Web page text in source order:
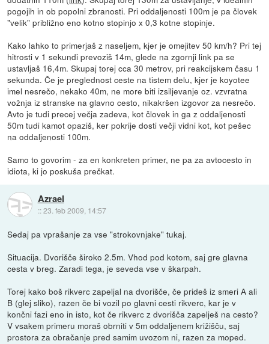
pogojih in ob popolni zbranosti. Pri oddaljenosti 100m je pa človek
"velik" približno eno kotno stopinjo x 0,3 kotne stopinje.
Kako lahko to primerjaš z naseljem, kjer je omejitev 50 km/h? Pri tej
hitrosti v 1 sekundi prevoziš 14m, glede na zgornji link pa se
ustavljaš 16,4m. Skupaj torej cca 30 metrov, pri reakcijskem času 1
sekunda. Če je preglednost ceste na tistem delu, kjer je koyotee
imel nesrečo, nekako 40m, ne more biti izsiljevanje oz. vzvratna
vožnja iz stranske na glavno cesto, nikakršen izgovor za nesrečo.
Avto je tudi precej večja zadeva, kot človek in ga z oddaljenosti
50m tudi kamot opaziš, ker pokrije dosti večji vidni kot, kot pešec
na oddaljenosti 100m.
Samo to govorim - za en konkreten primer, ne pa za avtocesto in
idiota, ki jo poskuša prečkat.
Azrael
::23. feb 2009, 14:57
Sedaj pa vprašanje za vse "strokovnjake" tukaj.
Situacija. Dvorišče široko 2.5m. Vhod pod kotom, saj gre glavna
cesta v breg. Zaradi tega, je seveda vse v škarpah.
Torej kako boš rikverc zapeljal na dvorišče, če prideš iz smeri A ali
B (glej sliko), razen če bi vozil po glavni cesti rikverc, kar je v
končni fazi eno in isto, kot če rikverc z dvorišča zapelješ na cesto?
V vsakem primeru moraš obrniti v 5m oddaljenem križišču, saj
prostora za obračanje pred samim uvozom ni, razen za moped.